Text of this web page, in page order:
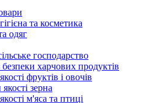
та косметика
одяг
господарство
харчових продуктів
фруктів і овочів
зерна
м'яса та птиці